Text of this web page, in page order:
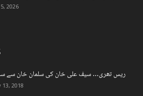
2026
ریس تھری… سیف علی خان کی سلمان خان سے
13, 2018